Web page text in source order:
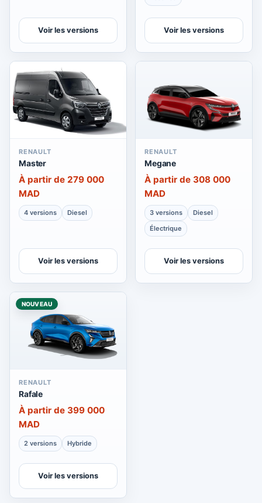
Voir les versions Voir les versions
RENAULT
Master
À partir de 279 000
MAD
4 versions Diesel
Voir les versions
RENAULT
Megane
À partir de 308 000
MAD
3 versions
Diesel
Électrique
Voir les versions
NOUVEAU
RENAULT
Rafale
À partir de 399 000
MAD
2 versions Hybride
Voir les versions